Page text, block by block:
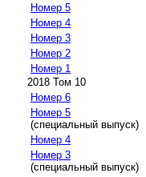
Номер 5
Номер 4
Номер 3
Номер 2
Номер 1
2018 Том 10
Номер 6
Номер 5
(специальный выпуск)
Номер 4
Номер 3
(специальный выпуск)